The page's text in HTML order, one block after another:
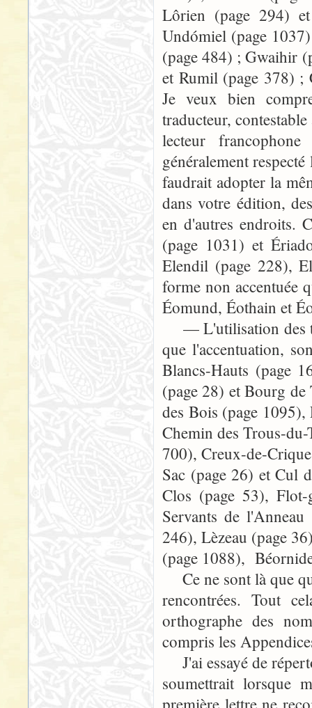
Lôrien (page 294)
Undómiel (page
(page 484) ; Gwaihir
et Rumil (page 378) ;
Je veux bien
traducteur,
lecteur
généralement
faudrait adopter la
dans votre édition,
en d'autres endroits.
(page 1031) et
Elendil (page 228),
forme non accentuée
Éomund, Éothain et
— L'utilisation des
que l'accentuation,
Blancs-Hauts (page
(page 28) et Bourg
des Bois (page 1095),
Chemin des Trous-
700), Creux-de-
Sac (page 26) et Cul
Clos (page 53),
Servants de
246), Lèzeau (page
(page 1088),
Ce ne sont là que
rencontrées. Tout
orthographe des
compris les
J'ai essayé de
soumettrait lorsque
première lettre ne